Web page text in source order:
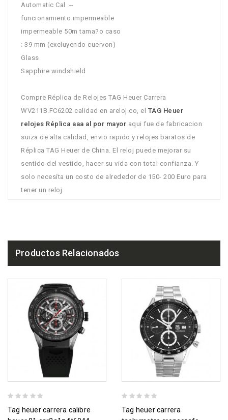
Automatic Cal .--
funcionamiento impermeable
impermeable 50m tama?o caso
: 39 mm (excluyendo cuervon)
Glass
Sapphire windshield
Compre Réplica de Relojes TAG Heuer Carrera
WV211B.FC6202 calidad en areloj.co, el TAG Heuer
relojes Réplica aaa al por mayor aqui fue de fabricacion
suiza de alta calidad, envio rapido y relojes baratos de
Réplica TAG Heuer de China. El reloj puede mejorar su
sentido del vestido, hacer su vida con total confianza. Y
solo necesíta un costo de alrededor de 150- 200 Euro para
tener un reloj.
Productos Relacionados
tag heuer carrera calibre
tag heuer carrera